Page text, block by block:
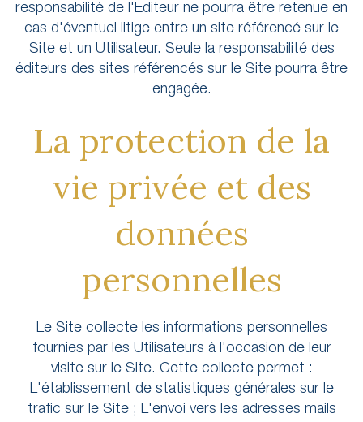
responsabilité de l'Editeur ne pourra être retenue en
cas d'éventuel litige entre un site référencé sur le
Site et un Utilisateur. Seule la responsabilité des
éditeurs des sites référencés sur le Site pourra être
engagée.
La protection de la
vie privée et des
données
personnelles
Le Site collecte les informations personnelles
fournies par les Utilisateurs à l'occasion de leur
visite sur le Site. Cette collecte permet :
L'établissement de statistiques générales sur le
trafic sur le Site ; L'envoi vers les adresses mails